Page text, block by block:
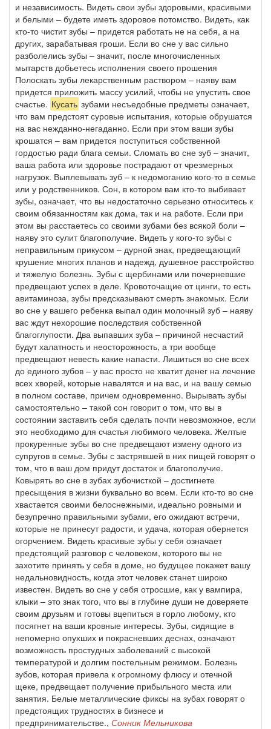
и независимость. Видеть свои зубы здоровыми, красивыми
и белыми – будете иметь здоровое потомство. Видеть, как
кто-то чистит зубы – придется работать не на себя, а на
других, зарабатывая гроши. Если во сне у вас сильно
разболелись зубы – значит, после многочисленных
мытарств добьетесь исполнения своего прошения
Полоскать зубы лекарственным раствором – наяву вам
придется приложить массу усилий, чтобы не упустить свое
счастье. Кусать зубами несъедобные предметы означает,
что вам предстоят суровые испытания, которые обрушатся
на вас нежданно-негаданно. Если при этом ваши зубы
крошатся – вам придется поступиться собственной
гордостью ради блага семьи. Сломать во сне зуб – значит,
ваша работа или здоровье пострадают от чрезмерных
нагрузок. Выплевывать зуб – к недомоганию кого-то в семье
или у родственников. Сон, в котором вам кто-то выбивает
зубы, означает, что вы недостаточно серьезно относитесь к
своим обязанностям как дома, так и на работе. Если при
этом вы расстаетесь со своими зубами без всякой боли –
наяву это сулит благополучие. Видеть у кого-то зубы с
неправильным прикусом – дурной знак, предвещающий
крушение многих планов и надежд, душевное расстройство
и тяжелую болезнь. Зубы с щербинами или почерневшие
предвещают успех в деле. Кровоточащие от цинги, то есть
авитаминоза, зубы предсказывают смерть знакомых. Если
во сне у вашего ребенка выпал один молочный зуб – наяву
вас ждут нехорошие последствия собственной
благоглупости. Два выпавших зуба – причиной несчастий
будут халатность и неосторожность, а три вообще
предвещают невесть какие напасти. Лишиться во сне всех
до единого зубов – у вас просто не хватит денег на лечение
всех хворей, которые навалятся и на вас, и на вашу семью
в полном составе, причем одновременно. Вырывать зубы
самостоятельно – такой сон говорит о том, что вы в
состоянии заставить себя сделать почти невозможное, если
это необходимо для счастья любимого человека. Желтые
прокуренные зубы во сне предвещают измену одного из
супругов в семье. Зубы с застрявшей в них пищей говорят о
том, что в ваш дом придут достаток и благополучие.
Ковырять во сне в зубах зубочисткой – достигнете
пресыщения в жизни буквально во всем. Если кто-то во сне
хвастается своими белоснежными, идеально ровными и
безупречно правильными зубами, его ожидают встречи,
которые не принесут радости, и удача, которая обернется
огорчением. Видеть красивые зубы у себя означает
предстоящий разговор с человеком, которого вы не
захотите принять у себя в доме, но будущее покажет вашу
недальновидность, когда этот человек станет широко
известен. Видеть во сне у себя отросшие, как у вампира,
клыки – это знак того, что вы в глубине души не доверяете
своим друзьям и готовы вцепиться в горло любому, кто
посягнет на ваши кровные интересы. Зубы, сидящие в
непомерно опухших и покрасневших деснах, означают
возможность простудных заболеваний с высокой
температурой и долгим постельным режимом. Болезнь
зубов, которая привела к огромному флюсу и отечной
щеке, предвещает получение прибыльного места или
занятия. Белые металлические фиксы на зубах говорят о
предстоящих трудностях в бизнесе и
предпринимательстве., Сонник Мельникова